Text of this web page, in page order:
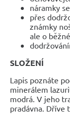
náramky
přes
známky
ale o
SLOŽENÍ
Lapis poznáte
minerálem
modrá. V jeho
pradávna. Dříve